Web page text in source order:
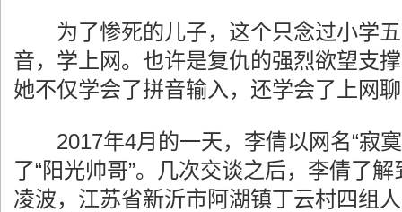
为了惨死的儿子，这个只念过小学五
音，学上网。也许是复仇的强烈欲望支
她不仅学会了拼音输入，还学会了上网
2017年4月的一天，李倩以网名“寂寞
了“阳光帅哥”。几次交谈之后，李倩了解
凌波，江苏省新沂市阿湖镇丁云村四组